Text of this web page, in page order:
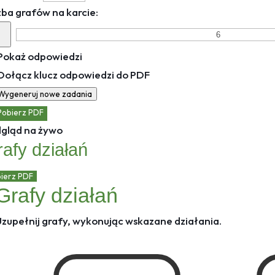
grafów na karcie:
odpowiedzi
klucz odpowiedzi do PDF
nowe zadania
PDF
na żywo
działań
PDF
działań
grafy, wykonując wskazane działania.